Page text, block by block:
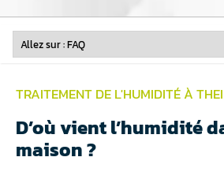
TRAITEMENT DE L'HUMIDITÉ À
D’où vient l’humidité
maison ?